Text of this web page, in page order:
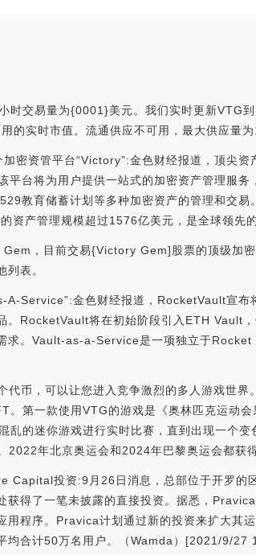
时交易量为{0001}美元。我们实时更新VTG
的实时市值。流通供应不可用，最大供应量
密资管平台“Victory”:金色财经报道，顶尖
平台将为用户提供一站式的加密资产管理服
教育储蓄计划等多种加密资产的管理和交
资产管理规模超过1576亿美元，是全球领
，目前交易{Victory Gem]股票的顶级加
表。
Service”:金色财经报道，RocketVault宣
。RocketVault将在初始阶段引入ETH Vault
求。Vault-as-a-Service是一项独立于
币，可以让您进入竞争激烈的多人游戏世
。第一款使用VTG的游戏是《奥林匹克运动
乱的迷你游戏进行实时比赛，直到出现一
年北京奥运会和2024年巴黎奥运会都获
投资:9月26日消息，总部位于开罗的
得了一笔未披露的直接投资。据悉，
用程序。Pravica计划通过新的投资来扩大其
均合计50万名用户。（Wamda）[2021/9/27